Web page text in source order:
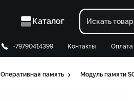
Каталог
+79790414399 Контакты Оплата
Оперативная память Модуль памяти